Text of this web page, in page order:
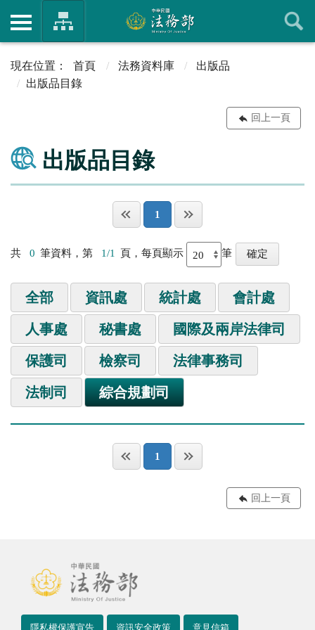
首頁 法務資料庫
出版品
出版品目錄
回上一頁
出版品目錄
1
共 0 筆資料，第 1/1 頁，每頁顯示 筆
全部 資訊處 統計處 會計處
人事處 秘書處 國際及兩岸法律司
保護司 檢察司 法律事務司
法制司 綜合規劃司
1
回上一頁
隱私權保護宣告 資訊安全政策 意見信箱